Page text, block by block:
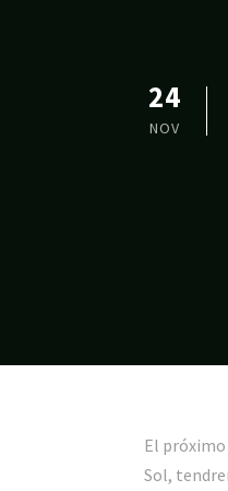
24
NOV
El próximo
Sol,